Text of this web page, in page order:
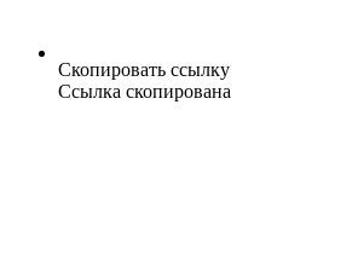
Скопировать ссылку
Ссылка скопирована